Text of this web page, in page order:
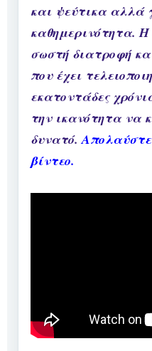
και ψεύτικα αλλά
καθημερινότητα. Η
σωστή διατροφή
που έχει
εκατοντάδες
την ικανότητα να
δυνατό.
βίντεο.